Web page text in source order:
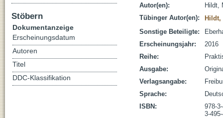
Autor(en):
Hildt,
Tübinger Autor(en):
Hildt,
Sonstige Beteiligte:
Erscheinungsjahr:
2016
Reihe:
Ausgabe:
Verlagsangabe:
Sprache:
ISBN:
978-
3-
Stöbern
Dokumentanzeige
Erscheinungsdatum
Autoren
Titel
DDC-Klassifikation